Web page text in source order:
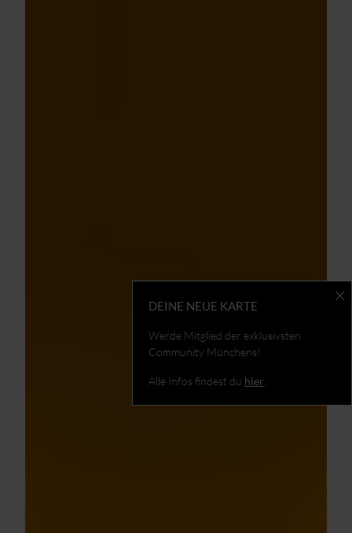
DEINE NEUE KARTE
Werde Mitglied der exklusivsten
Community Münchens!
Alle Infos findest du hier.